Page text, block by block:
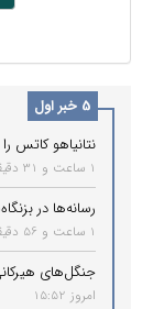
5 خبر اول
نتانیاهو کاتس
1 ساعت و 31 دقیقه پیش
رسانه‌ها در
1 ساعت و 56 دقیقه پیش
جنگل‌های
امروز 15:52